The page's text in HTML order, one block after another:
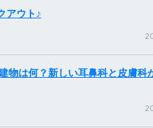
アウト♪
物は何？新しい耳鼻科と皮膚科